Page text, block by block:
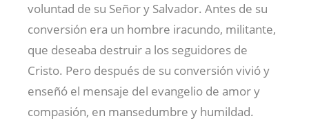
voluntad de su Señor y Salvador. Antes de su
conversión era un hombre iracundo, militante,
que deseaba destruir a los seguidores de
Cristo. Pero después de su conversión vivió y
enseñó el mensaje del evangelio de amor y
compasión, en mansedumbre y humildad.